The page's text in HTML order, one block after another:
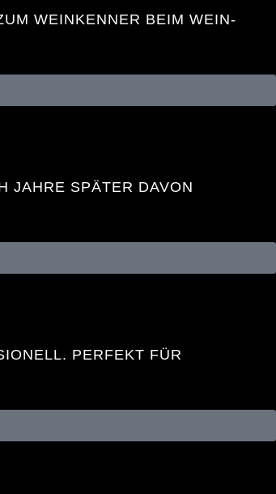
WEINKENNER BEIM WEIN-
JAHRE SPÄTER DAVON
PERFEKT FÜR